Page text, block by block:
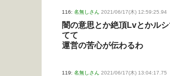
116: 名無しさん 2021/06/17(木) 12:59:25.94
闇の意思とか絶頂Lvとかル
てて
運営の苦心が伝わるわ
119: 名無しさん 2021/06/17(木) 13:04:17.75